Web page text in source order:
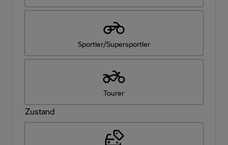
Sportler/Supersportler
Tourer
Zustand